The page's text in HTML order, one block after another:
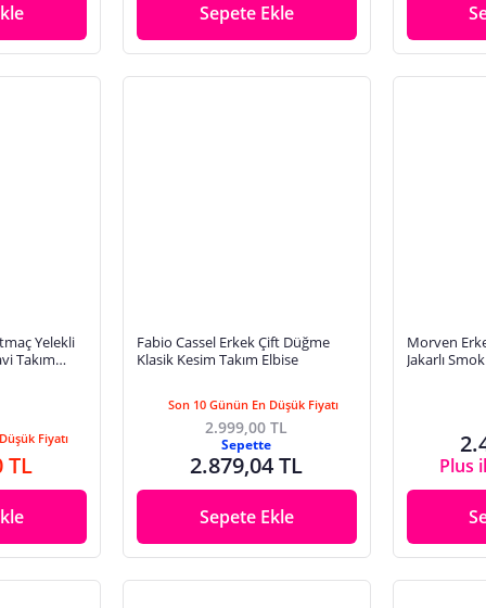
Sepete Ekle
Yelekli
Takım
Fiyatı
TL
Fabio Cassel Erkek Çift Düğme
Klasik Kesim Takım Elbise
Son 10 Günün En Düşük Fiyatı
2.999,00 TL
Sepette
2.879,04 TL
Sepete Ekle
Morven
Jakarlı
Plus